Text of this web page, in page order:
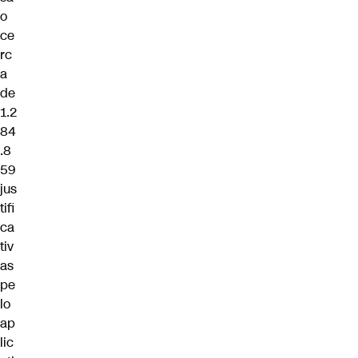
o
ce
rc
a
de
1.2
84
.8
59
jus
tifi
ca
tiv
as
pe
lo
ap
lic